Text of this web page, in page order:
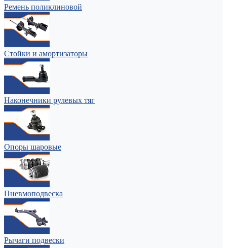
Ремень поликлиновой
Стойки и амортизаторы
Наконечники рулевых тяг
Опоры шаровые
Пневмоподвеска
Рычаги подвески